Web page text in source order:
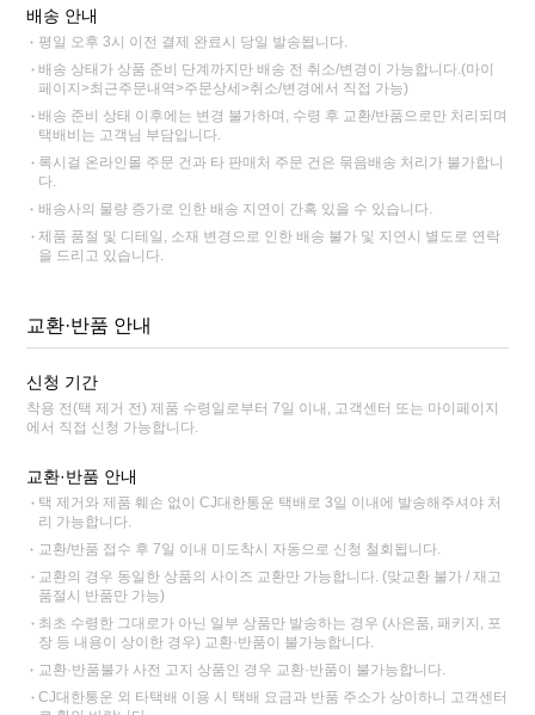
배송 안내
평일 오후 3시 이전 결제 완료시 당일 발송됩니다.
배송 상태가 상품 준비 단계까지만 배송 전 취소/변경이 가능합니다.(마이
페이지>최근주문내역>주문상세>취소/변경에서 직접 가능)
배송 준비 상태 이후에는 변경 불가하며, 수령 후 교환/반품으로만 처리되며
택배비는 고객님 부담입니다.
록시걸 온라인몰 주문 건과 타 판매처 주문 건은 묶음배송 처리가 불가합니
다.
배송사의 물량 증가로 인한 배송 지연이 간혹 있을 수 있습니다.
제품 품절 및 디테일, 소재 변경으로 인한 배송 불가 및 지연시 별도로 연락
을 드리고 있습니다.
교환·반품 안내
신청 기간
착용 전(택 제거 전) 제품 수령일로부터 7일 이내, 고객센터 또는 마이페이지
에서 직접 신청 가능합니다.
교환·반품 안내
택 제거와 제품 훼손 없이 CJ대한통운 택배로 3일 이내에 발송해주셔야 처
리 가능합니다.
교환/반품 접수 후 7일 이내 미도착시 자동으로 신청 철회됩니다.
교환의 경우 동일한 상품의 사이즈 교환만 가능합니다. (맞교환 불가 / 재고
품절시 반품만 가능)
최초 수령한 그대로가 아닌 일부 상품만 발송하는 경우 (사은품, 패키지, 포
장 등 내용이 상이한 경우) 교환·반품이 불가능합니다.
교환·반품불가 사전 고지 상품인 경우 교환·반품이 불가능합니다.
CJ대한통운 외 타택배 이용 시 택배 요금과 반품 주소가 상이하니 고객센터